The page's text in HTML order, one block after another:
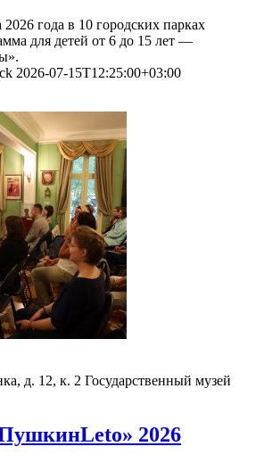
года в 10 городских парках
для детей от 6 до 15 лет —
2026-07-15T12:25:00+03:00
д. 12, к. 2 Государственный музей
2026